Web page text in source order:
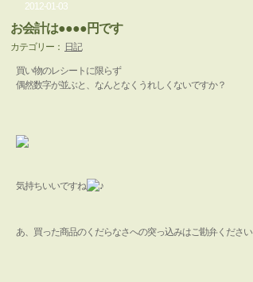
2012-01-03
お会計は●●●●円です
カテゴリー： 日記
買い物のレシートに限らず
偶然数字が並ぶと、なんとなくうれしくないですか？
気持ちいいですね
あ、買った商品のくだらなさへの突っ込みはご勘弁ください